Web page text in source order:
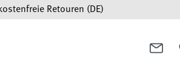
Retouren (DE)